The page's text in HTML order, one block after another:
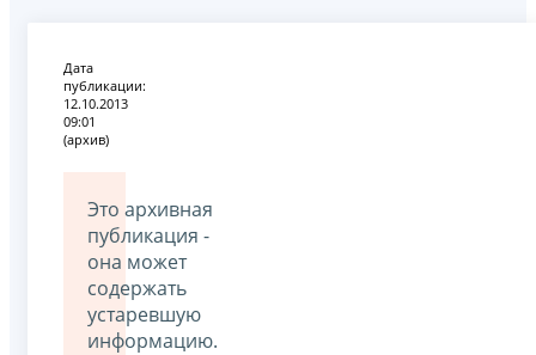
Дата
публикации:
12.10.2013
09:01
(архив)
Это архивная
публикация -
она может
содержать
устаревшую
информацию.